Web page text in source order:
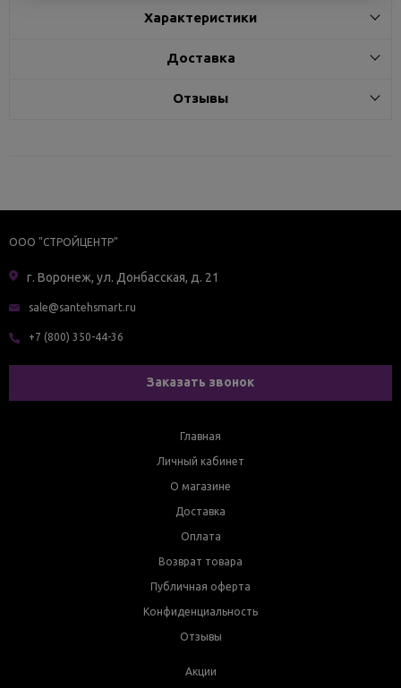
Характеристики
Доставка
Отзывы
ООО "СТРОЙЦЕНТР"
г. Воронеж, ул. Донбасская, д. 21
sale@santehsmart.ru
+7 (800) 350-44-36
Заказать звонок
Главная
Личный кабинет
О магазине
Доставка
Оплата
Возврат товара
Публичная оферта
Конфиденциальность
Отзывы
Акции